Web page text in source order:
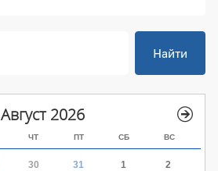
Найти
Август 2026
ЧТ ПТ СБ ВС
30 31 1 2